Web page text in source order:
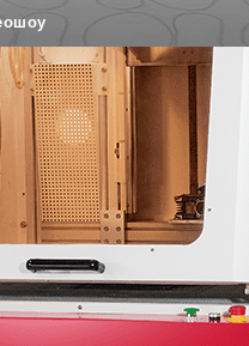
Отраслевые решения